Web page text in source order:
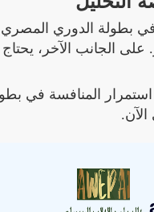
بطولة الدوري المصري
على الجانب الآخر،
المنافسة في